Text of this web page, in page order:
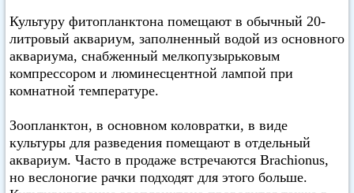
Культуру фитопланктона помещают в обычный 20-
литровый аквариум, заполненный водой из основного
аквариума, снабженный мелкопузырьковым
компрессором и люминесцентной лампой при
комнатной температуре.
Зоопланктон, в основном коловратки, в виде
культуры для разведения помещают в отдельный
аквариум. Часто в продаже встречаются Brachionus,
но веслоногие рачки подходят для этого больше.